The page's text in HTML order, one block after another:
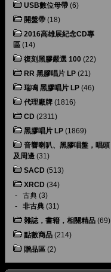
USB數位母帶 (6)
開盤帶 (18)
2016高雄展紀念CD專
區 (14)
復刻黑膠嚴選 100 (22)
RR 黑膠唱片 LP (21)
瑞鳴 黑膠唱片 LP (46)
代理廠牌 (1816)
CD (2311)
黑膠唱片 LP (1869)
音響喇叭、黑膠唱盤，唱頭
及周邊 (31)
SACD (513)
XRCD (34)
- 古典 (3)
- 非古典 (31)
雜誌，書籍，相關精品 (69)
點數商品 (214)
贈品區 (2)